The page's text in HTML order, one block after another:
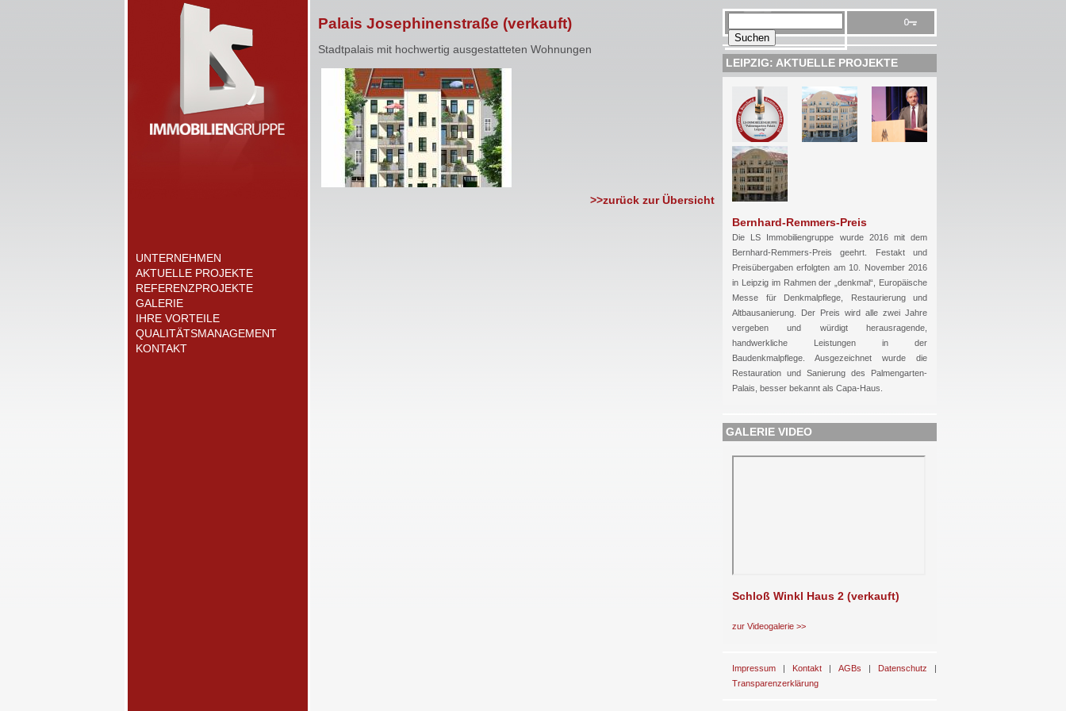
UNTERNEHMEN
AKTUELLE PROJEKTE
REFERENZPROJEKTE
GALERIE
IHRE VORTEILE
QUALITÄTSMANAGEMENT
KONTAKT
Palais Josephinenstraße (verkauft)
Stadtpalais mit hochwertig ausgestatteten Wohnungen
>>zurück zur Übersicht
LEIPZIG: AKTUELLE PROJEKTE
Bernhard-Remmers-Preis
Die LS Immobiliengruppe wurde 2016 mit dem
Bernhard-Remmers-Preis geehrt. Festakt und
Preisübergaben erfolgten am 10. November 2016
in Leipzig im Rahmen der „denkmal“, Europäische
Messe für Denkmalpflege, Restaurierung und
Altbausanierung. Der Preis wird alle zwei Jahre
vergeben und würdigt herausragende,
handwerkliche Leistungen in der
Baudenkmalpflege. Ausgezeichnet wurde die
Restauration und Sanierung des Palmengarten-
Palais, besser bekannt als Capa-Haus.
GALERIE VIDEO
Schloß Winkl Haus 2 (verkauft)
zur Videogalerie >>
Impressum | Kontakt | AGBs | Datenschutz |
Transparenzerklärung